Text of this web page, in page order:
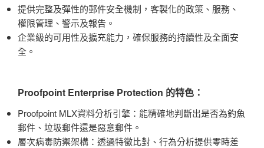
提供完整及彈性的郵件安全機制，客製化的政策、服務、
權限管理、警示及報告。
企業級的可用性及擴充能力，確保服務的持續性及全面安
全。
Proofpoint Enterprise Protection 的特色：
Proofpoint MLX資料分析引擎：能精確地判斷出是否為釣魚
郵件、垃圾郵件還是惡意郵件。
層次病毒防禦架構：透過特徵比對、行為分析提供零時差